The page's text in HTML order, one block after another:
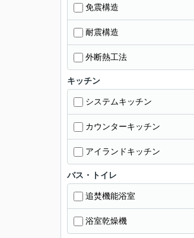
免震構造
耐震構造
外断熱工法
キッチン
システムキッチン
カウンターキッチン
アイランドキッチン
バス・トイレ
追焚機能浴室
浴室乾燥機